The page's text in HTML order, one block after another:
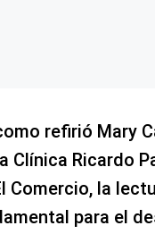
refirió Mary
Clínica Ricardo
Comercio, la
para el